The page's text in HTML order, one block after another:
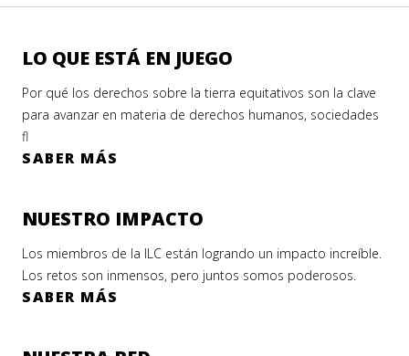
LO QUE ESTÁ EN JUEGO
Por qué los derechos sobre la tierra equitativos son la clave
para avanzar en materia de derechos humanos, sociedades
fl
SABER MÁS
NUESTRO IMPACTO
Los miembros de la ILC están logrando un impacto increíble.
Los retos son inmensos, pero juntos somos poderosos.
SABER MÁS